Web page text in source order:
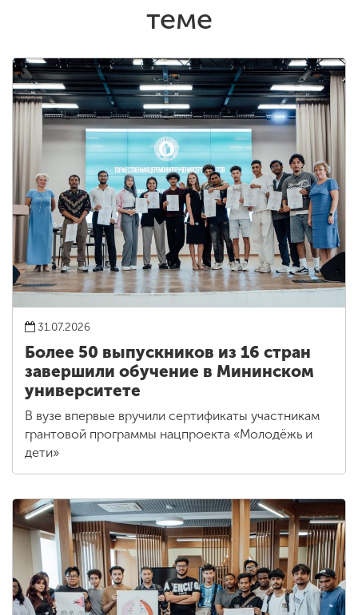
теме
31.07.2026
Более 50 выпускников из 16 стран
завершили обучение в Мининском
университете
В вузе впервые вручили сертификаты участникам
грантовой программы нацпроекта «Молодёжь и
дети»